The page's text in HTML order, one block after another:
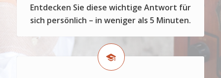
Entdecken Sie diese wichtige Antwort für
sich persönlich – in weniger als 5 Minuten.